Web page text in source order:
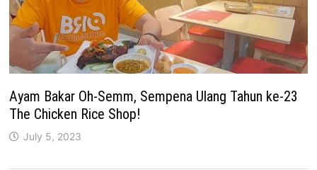
Ayam Bakar Oh-Semm, Sempena Ulang Tahun ke-23
The Chicken Rice Shop!
July 5, 2023